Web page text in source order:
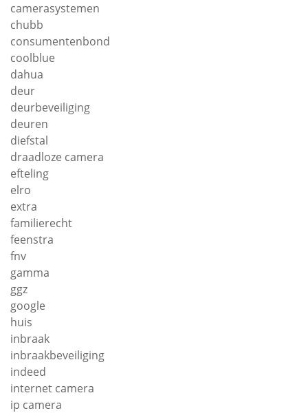
camerasystemen
chubb
consumentenbond
coolblue
dahua
deur
deurbeveiliging
deuren
diefstal
draadloze camera
efteling
elro
extra
familierecht
feenstra
fnv
gamma
ggz
google
huis
inbraak
inbraakbeveiliging
indeed
internet camera
ip camera